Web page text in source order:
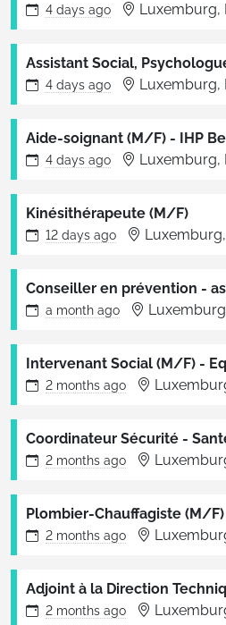
4 days ago Luxemburg,
4 days ago Luxemburg,
Aide-soignant (M/F) - IHP
4 days ago Luxemburg,
Kinésithérapeute (M/F)
12 days ago
a month ago
2 months ago
Coordinateur Sécurité -
2 months ago
Plombier-Chauffagiste (M/F)
2 months ago
2 months ago